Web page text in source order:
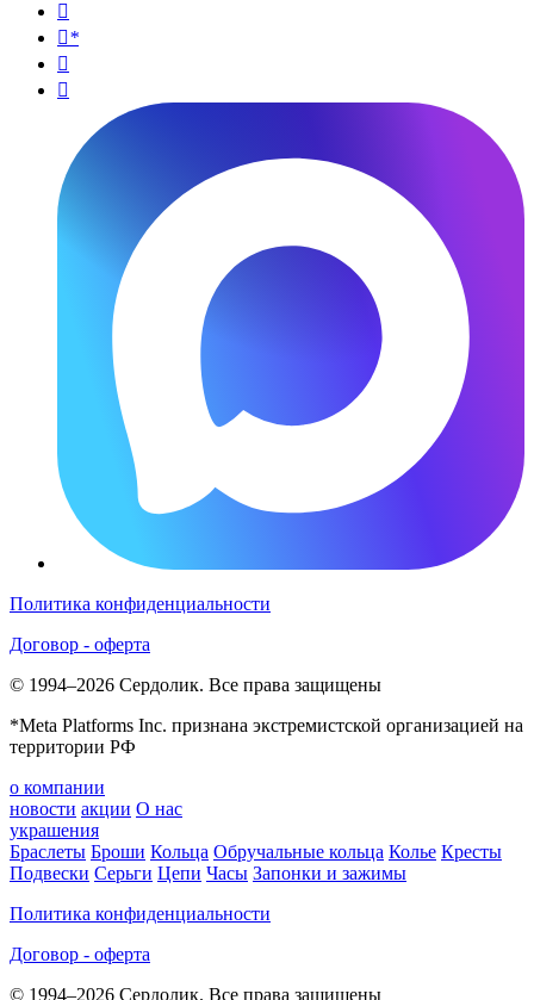

*


Политика конфиденциальности
Договор - оферта
© 1994–2026 Сердолик. Все права защищены
*Meta Platforms Inc. признана экстремистской организацией на
территории РФ
о компании
новости акции О нас
украшения
Браслеты Броши Кольца Обручальные кольца Колье Кресты
Подвески Серьги Цепи Часы Запонки и зажимы
Политика конфиденциальности
Договор - оферта
© 1994–2026 Сердолик. Все права защищены